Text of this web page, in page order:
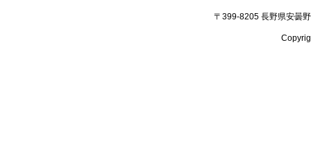
〒399-8205 長野県安曇